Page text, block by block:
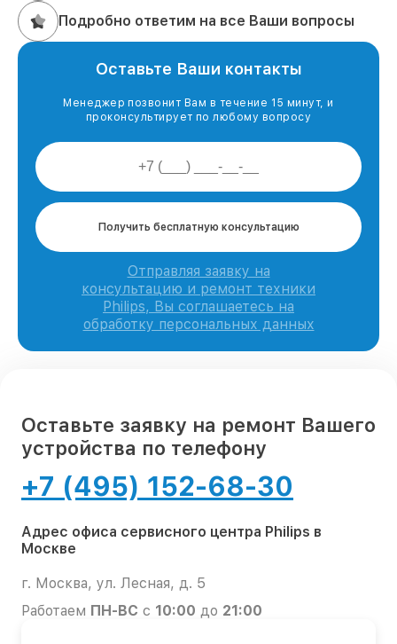
Подробно ответим на все Ваши вопросы
Оставьте Ваши контакты
Менеджер позвонит Вам в течение 15 минут, и
проконсультирует по любому вопросу
Получить бесплатную консультацию
Отправляя заявку на
консультацию и ремонт техники
Philips, Вы соглашаетесь на
обработку персональных данных
Оставьте заявку на ремонт Вашего
устройства по телефону
+7 (495) 152-68-30
Адрес офиса сервисного центра Philips в
Москве
г. Москва, ул. Лесная, д. 5
Работаем ПН-ВС с 10:00 до 21:00